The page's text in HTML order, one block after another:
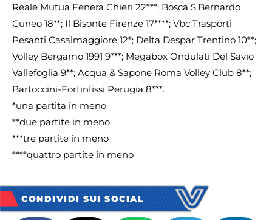
Reale Mutua Fenera Chieri 22***; Bosca S.Bernardo
Cuneo 18**; Il Bisonte Firenze 17****; Vbc Trasporti
Pesanti Casalmaggiore 12*; Delta Despar Trentino 10**;
Volley Bergamo 1991 9***; Megabox Ondulati Del Savio
Vallefoglia 9**; Acqua & Sapone Roma Volley Club 8**;
Bartoccini-Fortinfissi Perugia 8***.
*una partita in meno
**due partite in meno
***tre partite in meno
****quattro partite in meno
CONDIVIDI SUI SOCIAL